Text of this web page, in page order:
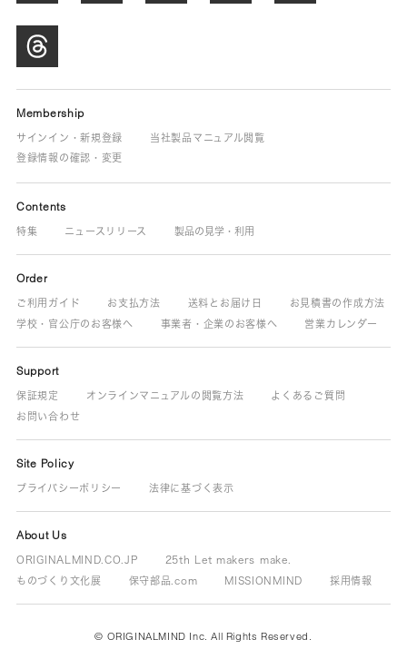
Membership
サインイン・新規登録
当社製品マニュアル閲覧
登録情報の確認・変更
Contents
特集 ニュースリリース 製品の見学・利用
Order
ご利用ガイド お支払方法 送料とお届け日
お見積書の作成方法
学校・官公庁のお客様へ
事業者・企業のお客様へ 営業カレンダー
Support
保証規定 オンラインマニュアルの閲覧方法
よくあるご質問
お問い合わせ
Site Policy
プライバシーポリシー 法律に基づく表示
About Us
ORIGINALMIND.CO.JP
25th Let makers make.
ものづくり文化展
保守部品.com MISSIONMIND 採用情報
© ORIGINALMIND Inc. All Rights Reserved.